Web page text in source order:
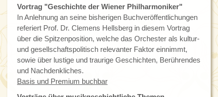
Vortrag "Geschichte der Wiener Philharmoniker"
In Anlehnung an seine bisherigen Buchveröffentlichungen
referiert Prof. Dr. Clemens Hellsberg in diesem Vortrag
über die Spitzenposition, welche das Orchester als kultur-
und gesellschaftspolitisch relevanter Faktor einnimmt,
sowie über lustige und traurige Geschichten, Berührendes
und Nachdenkliches.
Basis und Premium buchbar